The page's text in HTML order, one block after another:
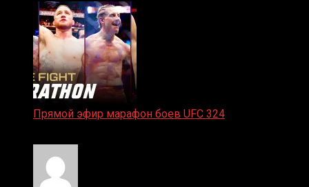
Прямой эфир марафон боев UFC 324